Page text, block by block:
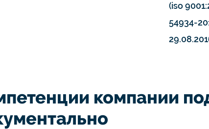
(iso
54934-
компании